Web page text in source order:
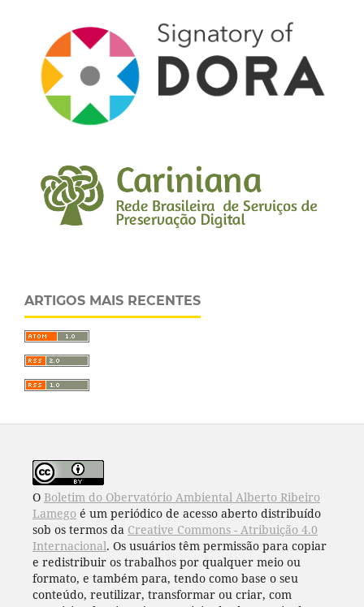
ARTIGOS MAIS RECENTES
O Boletim do Obervatório Ambiental Alberto Ribeiro
Lamego é um periódico de acesso aberto distribuído
sob os termos da Creative Commons - Atribuição 4.0
Internacional. Os usuários têm permissão para copiar
e redistribuir os trabalhos por qualquer meio ou
formato, e também para, tendo como base o seu
conteúdo, reutilizar, transformar ou criar, com